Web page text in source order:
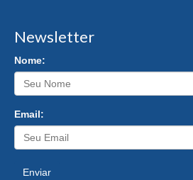
Newsletter
Nome:
Email:
Enviar